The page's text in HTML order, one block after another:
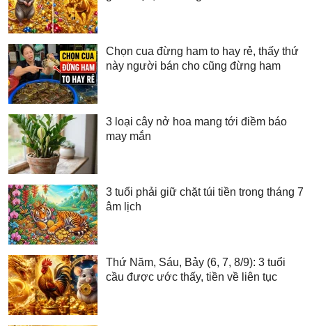
Chọn cua đừng ham to hay rẻ, thấy thứ
này người bán cho cũng đừng ham
3 loại cây nở hoa mang tới điềm báo
may mắn
3 tuổi phải giữ chặt túi tiền trong tháng 7
âm lịch
Thứ Năm, Sáu, Bảy (6, 7, 8/9): 3 tuổi
cầu được ước thấy, tiền về liên tục